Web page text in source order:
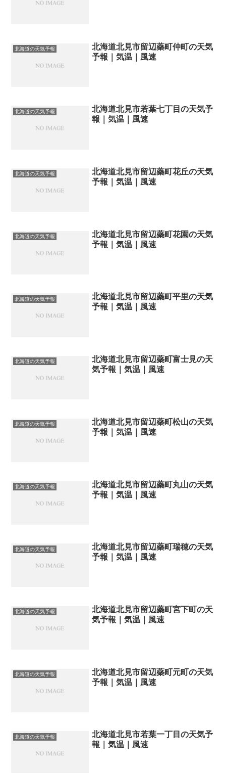
北海道の天気予報
北海道北見市留辺蘂町仲町の天気
予報｜気温｜風速
北海道の天気予報
北海道北見市若葉七丁目の天気予
報｜気温｜風速
北海道の天気予報
北海道北見市留辺蘂町花丘の天気
予報｜気温｜風速
北海道の天気予報
北海道北見市留辺蘂町花園の天気
予報｜気温｜風速
北海道の天気予報
北海道北見市留辺蘂町平里の天気
予報｜気温｜風速
北海道の天気予報
北海道北見市留辺蘂町富士見の天
気予報｜気温｜風速
北海道の天気予報
北海道北見市留辺蘂町松山の天気
予報｜気温｜風速
北海道の天気予報
北海道北見市留辺蘂町丸山の天気
予報｜気温｜風速
北海道の天気予報
北海道北見市留辺蘂町瑞穂の天気
予報｜気温｜風速
北海道の天気予報
北海道北見市留辺蘂町宮下町の天
気予報｜気温｜風速
北海道の天気予報
北海道北見市留辺蘂町元町の天気
予報｜気温｜風速
北海道の天気予報
北海道北見市若葉一丁目の天気予
報｜気温｜風速